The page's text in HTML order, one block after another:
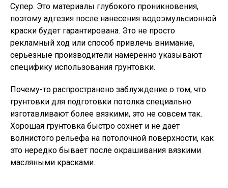
Супер. Это материалы глубокого проникновения,
поэтому адгезия после нанесения водоэмульсионной
краски будет гарантирована. Это не просто
рекламный ход или способ привлечь внимание,
серьезные производители намеренно указывают
специфику использования грунтовки.
Почему-то распространено заблуждение о том, что
грунтовки для подготовки потолка специально
изготавливают более вязкими, это не совсем так.
Хорошая грунтовка быстро сохнет и не дает
волнистого рельефа на потолочной поверхности, как
это нередко бывает после окрашивания вязкими
масляными красками.